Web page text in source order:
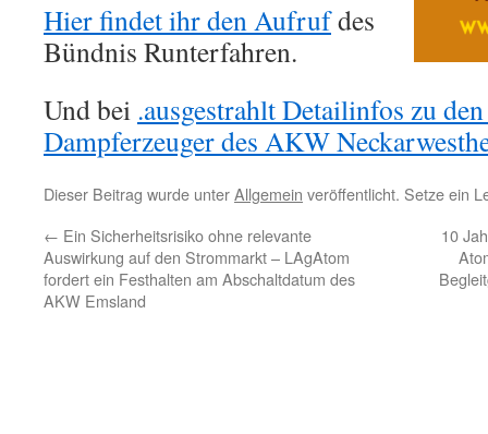
Hier findet ihr den Aufrufdes
Bündnis Runterfahren.
Und bei .ausgestrahlt Detailinfos zu
Dampferzeuger des AKW
Dieser Beitrag wurde unterAllgemein veröffentlicht. Setze ein
← Ein Sicherheitsrisiko ohne relevante
Auswirkung auf den Strommarkt – LAgAtom
fordert ein Festhalten am Abschaltdatum des
AKW Emsland
10